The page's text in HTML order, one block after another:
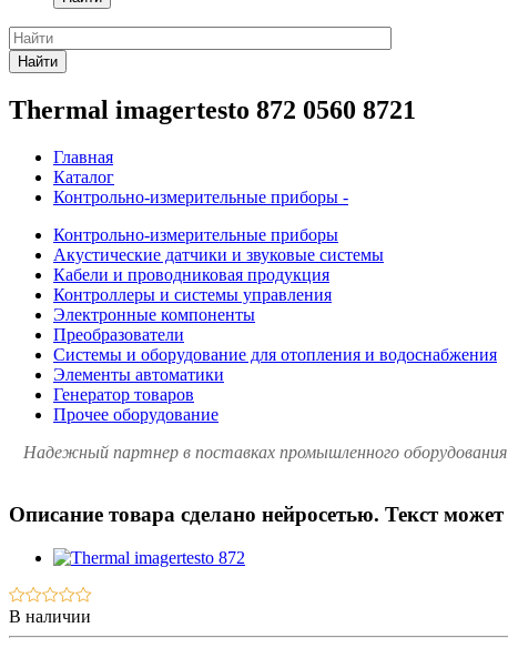
Найти
Thermal imagertesto 872 0560 8721
Главная
Каталог
Контрольно-измерительные приборы -
Контрольно-измерительные приборы
Акустические датчики и звуковые системы
Кабели и проводниковая продукция
Контроллеры и системы управления
Электронные компоненты
Преобразователи
Системы и оборудование для отопления и водоснабжения
Элементы автоматики
Генератор товаров
Прочее оборудование
Надежный партнер в поставках промышленного
Описание товара сделано нейросетью. Текст
В наличии